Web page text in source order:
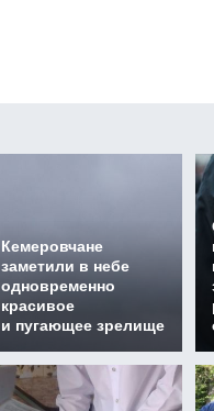
Кемеровчане
заметили в небе
одновременно
красивое
и пугающее зрелище